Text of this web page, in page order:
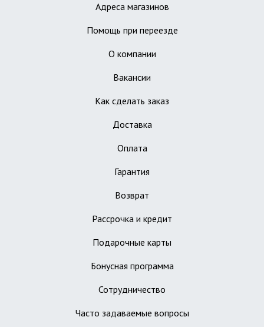
Адреса магазинов
Помощь при переезде
О компании
Вакансии
Как сделать заказ
Доставка
Оплата
Гарантия
Возврат
Рассрочка и кредит
Подарочные карты
Бонусная программа
Сотрудничество
Часто задаваемые вопросы